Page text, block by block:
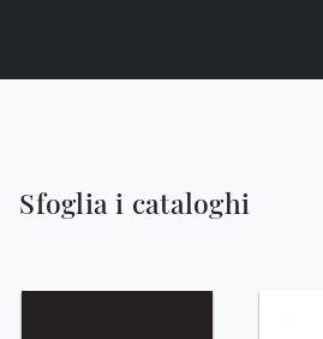
Sfoglia i cataloghi